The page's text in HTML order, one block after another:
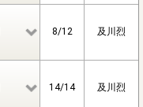
8/12 及川烈
14/14 及川烈